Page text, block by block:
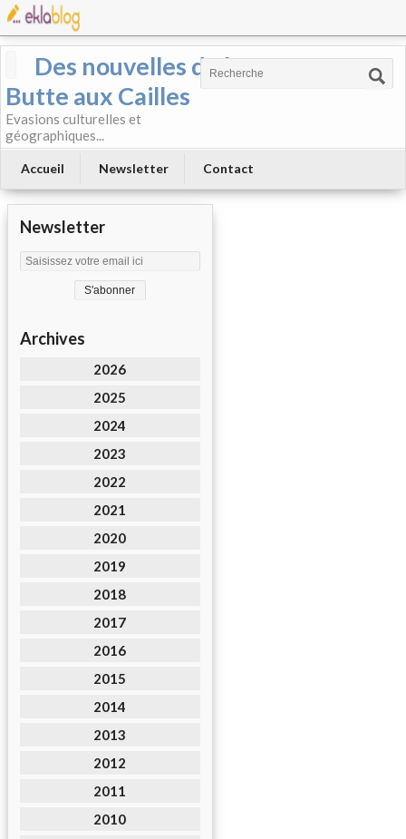
Des nouvelles de la
Butte aux Cailles
Evasions culturelles et
géographiques...
Accueil Newsletter Contact
Newsletter
Archives
2026
2025
2024
2023
2022
2021
2020
2019
2018
2017
2016
2015
2014
2013
2012
2011
2010